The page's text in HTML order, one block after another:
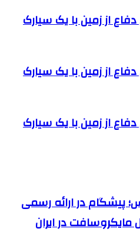
از زمین با یک سیارک
از زمین با یک سیارک
از زمین با یک سیارک
پیشگام در ارائه رسمی
در ایران